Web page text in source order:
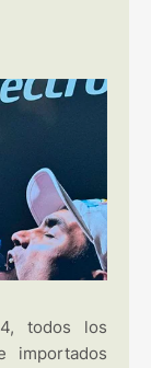
todos los
importados